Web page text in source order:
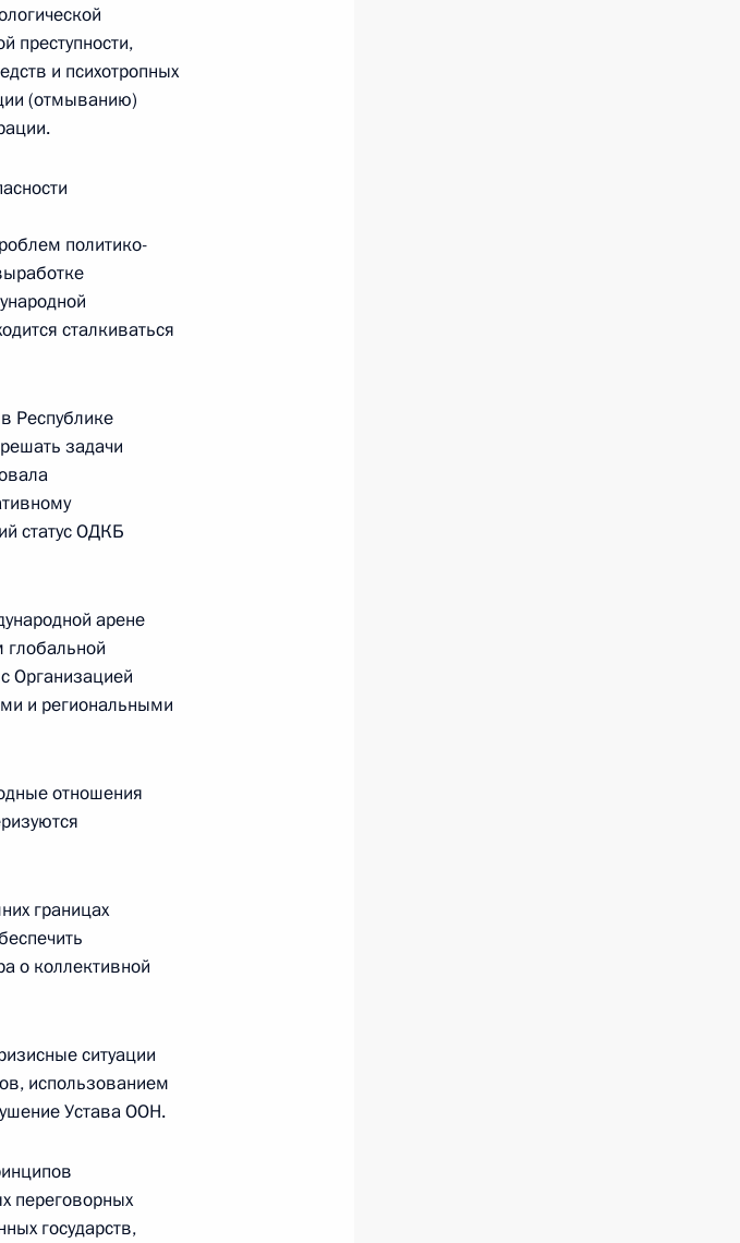
ВДВ гвардии
Союза
России
преступности,
и психотропных
(отмыванию)
политико-
сталкиваться
Республике
задачи
статус ОДКБ
арене
Организацией
и региональными
отношения
границах
о коллективной
ситуации
использованием
Устава ООН.
переговорных
государств,